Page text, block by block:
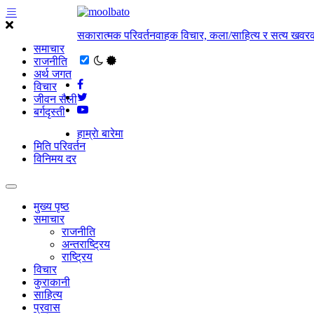
समाचार
राजनीति
अर्थ जगत
विचार
जीवन सैली
बर्गदृस्ती
सकारात्मक परिवर्तनवाहक विचार, कला/साहित्य र सत्य
हाम्राे बारेमा
मिति परिवर्तन
विनिमय दर
मुख्य पृष्ठ
समाचार
राजनीति
अन्तराष्ट्रिय
राष्ट्रिय
विचार
कुराकानी
साहित्य
प्रवास